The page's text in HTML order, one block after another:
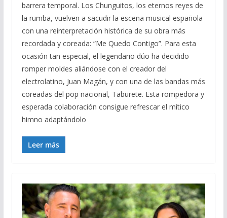
barrera temporal. Los Chunguitos, los eternos reyes de
la rumba, vuelven a sacudir la escena musical española
con una reinterpretación histórica de su obra más
recordada y coreada: “Me Quedo Contigo”. Para esta
ocasión tan especial, el legendario dúo ha decidido
romper moldes aliándose con el creador del
electrolatino, Juan Magán, y con una de las bandas más
coreadas del pop nacional, Taburete. Esta rompedora y
esperada colaboración consigue refrescar el mítico
himno adaptándolo
Leer más